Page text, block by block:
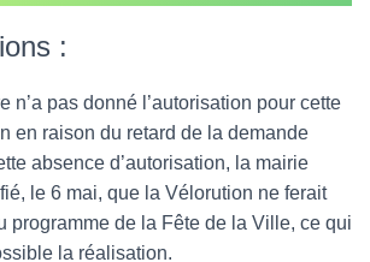
:
n’a pas donné l’autorisation pour cette
en raison du retard de la demande
absence d’autorisation, la mairie
le 6 mai, que la Vélorution ne ferait
programme de la Fête de la Ville, ce qui
la réalisation.